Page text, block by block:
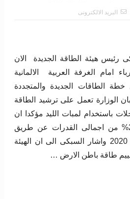
البريد الالكترونى
رئيس هيئة الطاقة الجديدة الان
امام الغرفة العربية الالمانية
الطاقات الجديدة والمتجددة
الوزارة تعمل على ترشيد الطاقة
باستخدام لمبات الليد مؤكدا ان
مصر تستهدف انتاج 20% من اجمالى القدرات عن طريق
الطاقة المتجددة بحلول 2020 واشار السبكى الى ان الهيئة
طاقة باطن الارض …